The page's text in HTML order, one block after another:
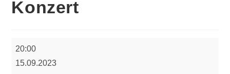
Konzert
20:00
15.09.2023